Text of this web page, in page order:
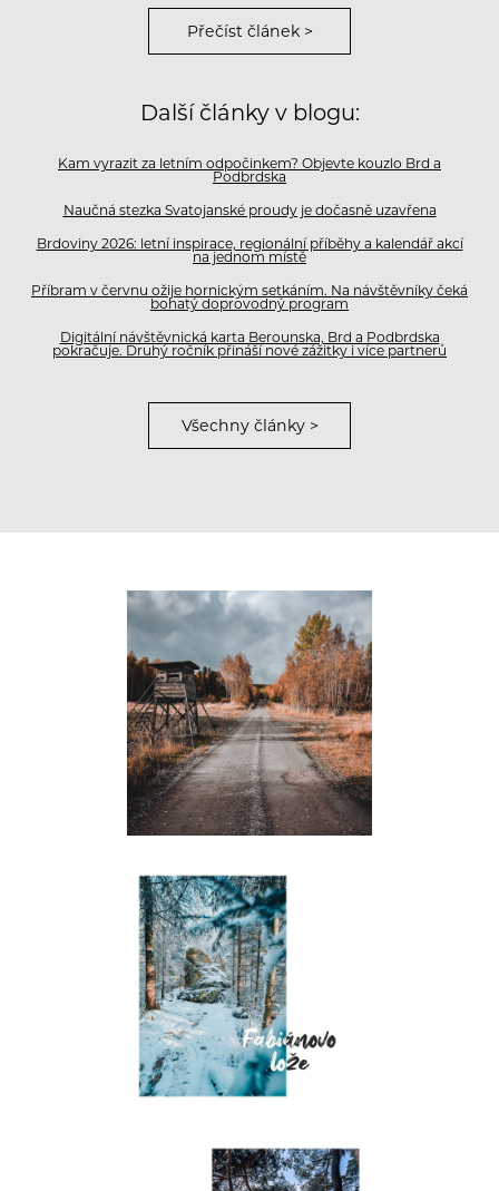
Přečíst článek >
Další články v blogu:
Kam vyrazit za letním odpočinkem? Objevte kouzlo Brd a
Podbrdska
Naučná stezka Svatojanské proudy je dočasně uzavřena
Brdoviny 2026: letní inspirace, regionální příběhy a kalendář akcí
na jednom místě
Příbram v červnu ožije hornickým setkáním. Na návštěvníky čeká
bohatý doprovodný program
Digitální návštěvnická karta Berounska, Brd a Podbrdska
pokračuje. Druhý ročník přináší nové zážitky i více partnerů
Všechny články >